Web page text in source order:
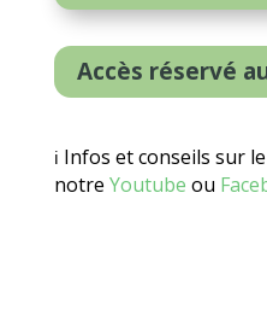
Accès réservé
ℹ️ Infos et conseils sur le
notre Youtube ou